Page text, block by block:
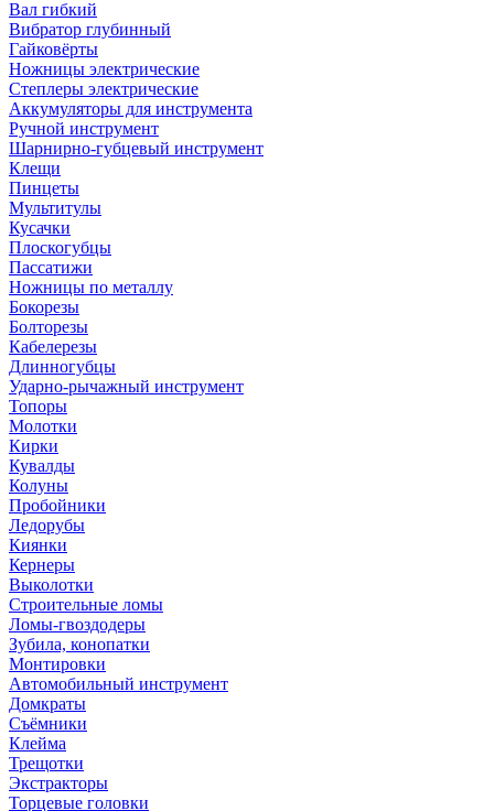
Вал гибкий
Вибратор глубинный
Гайковёрты
Ножницы электрические
Степлеры электрические
Аккумуляторы для инструмента
Ручной инструмент
Шарнирно-губцевый инструмент
Клещи
Пинцеты
Мультитулы
Кусачки
Плоскогубцы
Пассатижи
Ножницы по металлу
Бокорезы
Болторезы
Кабелерезы
Длинногубцы
Ударно-рычажный инструмент
Топоры
Молотки
Кирки
Кувалды
Колуны
Пробойники
Ледорубы
Киянки
Кернеры
Выколотки
Строительные ломы
Ломы-гвоздодеры
Зубила, конопатки
Монтировки
Автомобильный инструмент
Домкраты
Съёмники
Клейма
Трещотки
Экстракторы
Торцевые головки